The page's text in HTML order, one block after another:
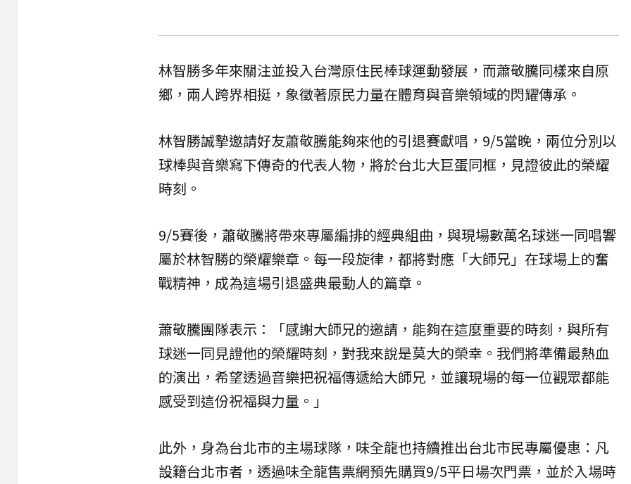
林智勝多年來關注並投入台灣原住民棒球運動發展，而蕭敬騰同樣來自原
鄉，兩人跨界相挺，象徵著原民力量在體育與音樂領域的閃耀傳承。
林智勝誠摯邀請好友蕭敬騰能夠來他的引退賽獻唱，9/5當晚，兩位分別以
球棒與音樂寫下傳奇的代表人物，將於台北大巨蛋同框，見證彼此的榮耀
時刻。
9/5賽後，蕭敬騰將帶來專屬編排的經典組曲，與現場數萬名球迷一同唱響
屬於林智勝的榮耀樂章。每一段旋律，都將對應「大師兄」在球場上的奮
戰精神，成為這場引退盛典最動人的篇章。
蕭敬騰團隊表示：「感謝大師兄的邀請，能夠在這麼重要的時刻，與所有
球迷一同見證他的榮耀時刻，對我來說是莫大的榮幸。我們將準備最熱血
的演出，希望透過音樂把祝福傳遞給大師兄，並讓現場的每一位觀眾都能
感受到這份祝福與力量。」
此外，身為台北市的主場球隊，味全龍也持續推出台北市民專屬優惠：凡
設籍台北市者，透過味全龍售票網預先購買9/5平日場次門票，並於入場時